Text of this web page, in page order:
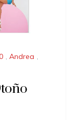
, Andrea ,